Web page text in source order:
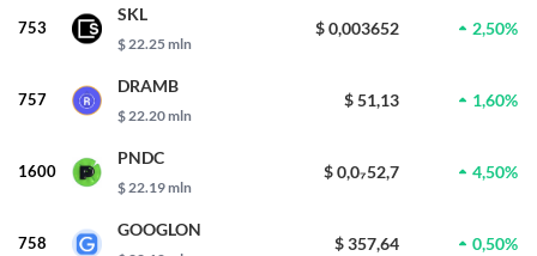
753
SKL
$ 22.25 mln
$ 0,003652 2,50%
757
DRAMB
$ 22.20 mln
$ 51,13 1,60%
1600
PNDC
$ 22.19 mln
$ 0,0₇52,7 4,50%
758
GOOGLON
$ 357,64 0,50%